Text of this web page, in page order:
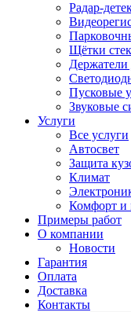
Радар-
Щётки
Держатели
Пусковые
Звуковые
Услуги
Все услуги
Автосвет
Защита
Климат
Комфорт и
Примеры работ
О компании
Новости
Гарантия
Оплата
Доставка
Контакты